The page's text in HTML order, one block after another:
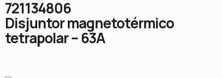
721134806
Disjuntor magnetotérmico
tetrapolar – 63A